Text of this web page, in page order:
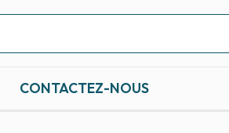
CONTACTEZ-NOUS